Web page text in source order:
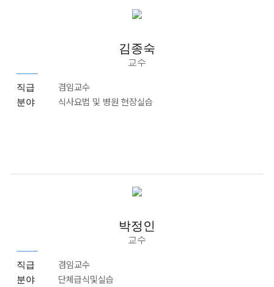
김종숙
교수
직급 겸임교수
분야 식사요법 및 병원 현장실습
박정인
교수
직급 겸임교수
분야 단체급식및실습